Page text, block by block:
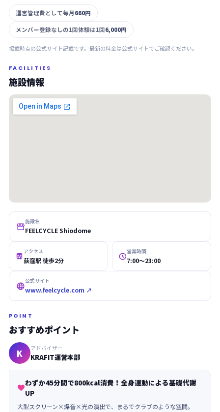
運営管理費として毎月660円
メンバー登録なしの1回体験は1回6,000円
掲載時点の公式サイト記載です。最新の料金は公式サイトでご確認ください。
FACILITIES
施設情報
施設名
FEELCYCLE Shiodome
 アクセス
荻窪駅 徒歩2分 営業時間
7:00〜23:00
公式サイト
www.feelcycle.com ↗
POINT
おすすめポイント
K アドバイザー
KRAFIT運営本部

わずか45分間で800kcal消費！全身運動による基礎代謝
UP
大型スクリーン×爆音×光の演出で、まるでクラブのような空間。